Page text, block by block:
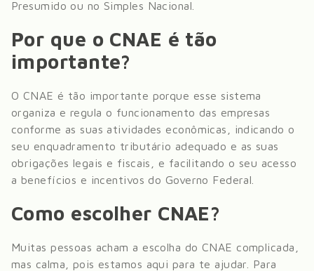
Presumido ou no Simples Nacional.
Por que o CNAE é tão
importante?
O CNAE é tão importante porque esse sistema
organiza e regula o funcionamento das empresas
conforme as suas atividades econômicas, indicando o
seu enquadramento tributário adequado e as suas
obrigações legais e fiscais, e facilitando o seu acesso
a benefícios e incentivos do Governo Federal.
Como escolher CNAE?
Muitas pessoas acham a escolha do CNAE complicada,
mas calma, pois estamos aqui para te ajudar. Para